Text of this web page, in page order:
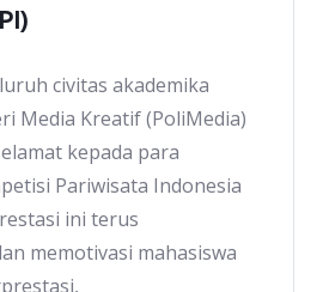
civitas akademika
Media Kreatif (PoliMedia)
kepada para
Pariwisata Indonesia
ini terus
memotivasi mahasiswa